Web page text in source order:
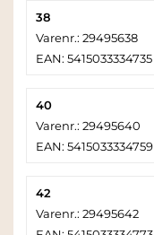
38
Varenr.: 29495638
EAN: 5415033334735
40
Varenr.: 29495640
EAN: 5415033334759
42
Varenr.: 29495642